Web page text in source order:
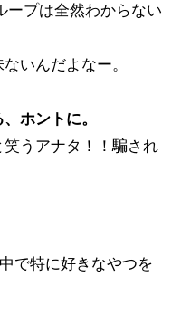
ープは全然わからない
いんだよなー。
ホントに。
うアナタ！！騙され
で特に好きなやつを